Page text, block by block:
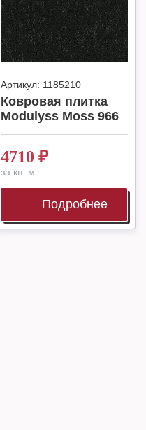
Артикул: 1185210
Ковровая плитка
Modulyss Moss 966
4710 ₽
за кв. м.
Подробнее